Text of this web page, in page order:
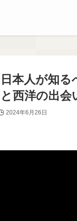
日本人が知
と西洋の出会
2024年6月26日